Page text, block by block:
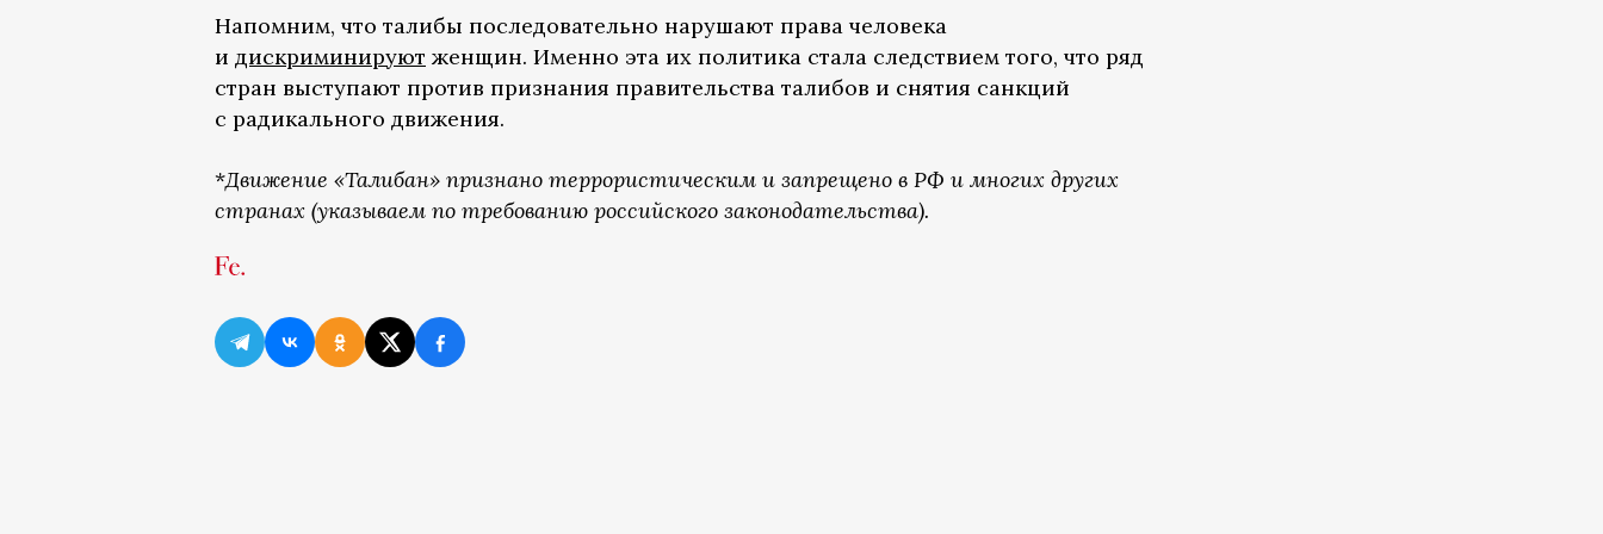
Напомним, что талибы последовательно нарушают права человека
и дискриминируют женщин. Именно эта их политика стала следствием того, что ряд
стран выступают против признания правительства талибов и снятия санкций
с радикального движения.
*Движение «Талибан» признано террористическим и запрещено в РФ и многих других
странах (указываем по требованию российского законодательства).